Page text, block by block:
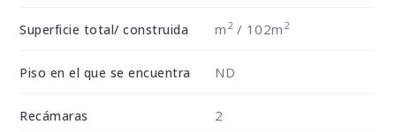
Superficie total/ construida m 2/ 102m 2
Piso en el que se encuentra ND
Recámaras 2